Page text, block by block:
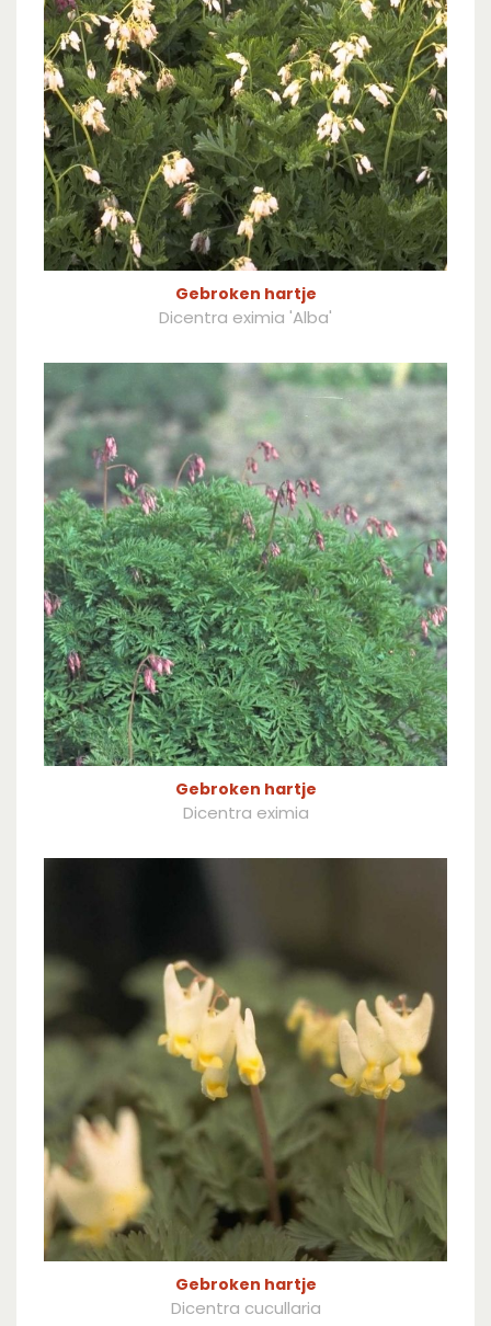
Gebroken hartje
Dicentra eximia 'Alba'
Gebroken hartje
Dicentra eximia
Gebroken hartje
Dicentra cucullaria